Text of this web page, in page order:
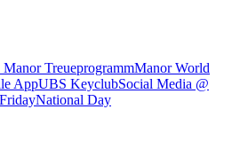
TreueprogrammManor World
AppUBS KeyclubSocial Media @
National Day